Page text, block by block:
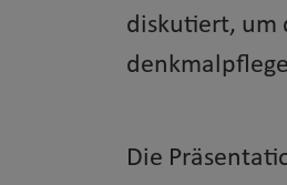
diskutiert, um
Die